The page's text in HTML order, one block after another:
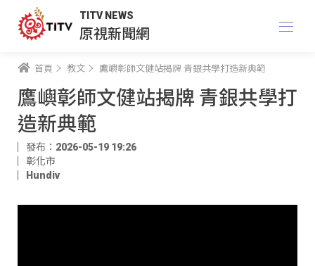
TITV NEWS
原視新聞網
首頁 教文 鷹嶼彰師文健站揭牌 青銀共學打造新典範
鷹嶼彰師文健站揭牌 青銀共學打
造新典範
發布：2026-05-19 19:26
彰化市
Hundiv